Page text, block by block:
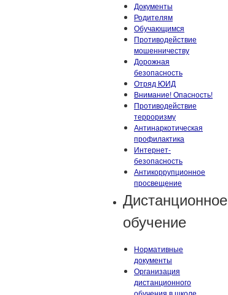
Документы
Родителям
Обучающимся
Противодействие
мошенничеству
Дорожная
безопасность
Отряд ЮИД
Внимание! Опасность!
Противодействие
терроризму
Антинаркотическая
профилактика
Интернет-
безопасность
Антикоррупционное
просвещение
Дистанционное
обучение
Нормативные
документы
Организация
дистанционного
обучения в школе